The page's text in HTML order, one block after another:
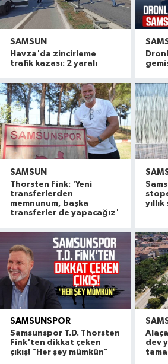
SAMSUN
Havza'da zincirleme
trafik kazası: 2 yaralı
SAMSUN
Thorsten Fink: 'Yeni
transferlerden
memnunum, başka
transferler de yapacağız'
SAMSUNSPOR
Samsunspor T.D. Thorsten
Fink'ten dikkat çeken
çıkış! "Her şey mümkün"
dev
20:16 |Alaçam çileği reçel oldu:
19:06 |Hafif ticari araç ile
17:59 | Otomobille motosiklet